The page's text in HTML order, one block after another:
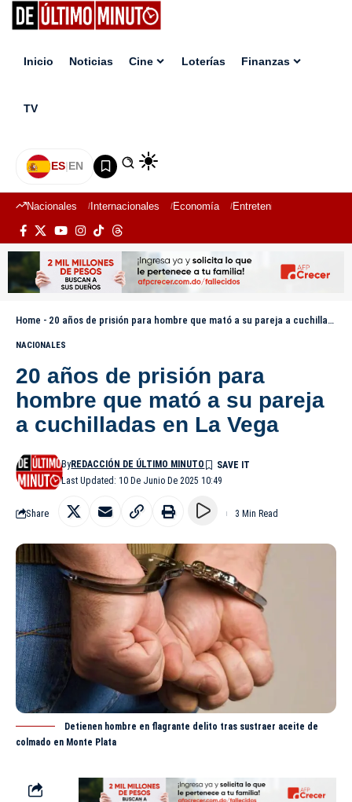
Inicio Noticias Cine Loterías Finanzas
TV
ES|EN
Nacionales Internacionales Economía Entretenimiento
Home - 20 años de prisión para hombre que mató a su pareja a cuchilladas en La Vega
NACIONALES
20 años de prisión para
hombre que mató a su pareja
a cuchilladas en La Vega
Last Updated: 10 De Junio De 2025 10:49
ByREDACCIÓN DE ÚLTIMO MINUTO
Share 3 Min Read
Detienen hombre en flagrante delito tras sustraer aceite de
colmado en Monte Plata